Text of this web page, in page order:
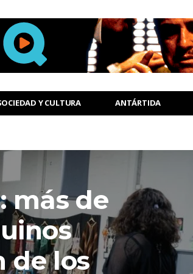
Y CULTURA ANTÁRTIDA
más de
de los